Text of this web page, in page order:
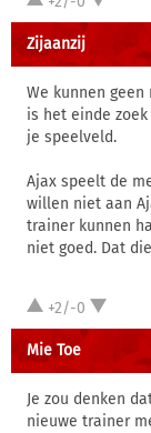
Zijaanzij
We kunnen
is het einde
je speelveld.
Ajax speelt de
willen niet aan
trainer kunnen
niet goed. Dat
+2/-0
Mie Toe
Je zou denken
nieuwe trainer